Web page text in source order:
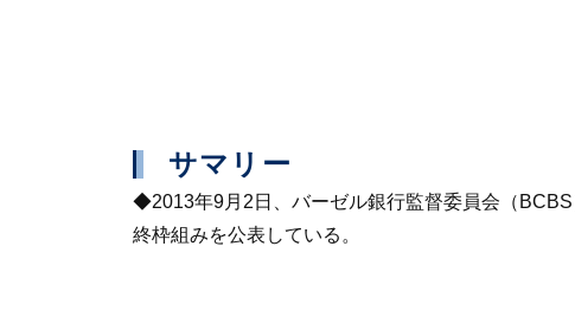
サマリー
◆2013年9月2日、バーゼル銀行監督委員会（
終枠組みを公表している。